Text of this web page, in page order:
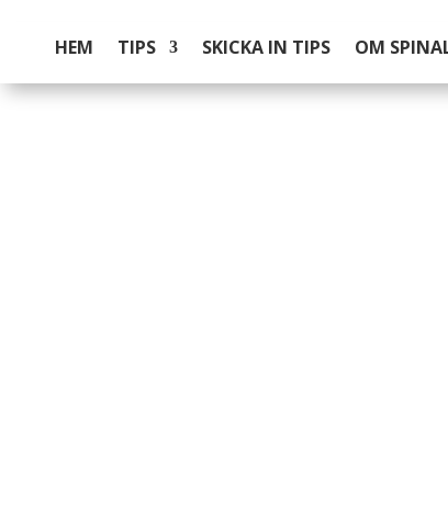
HEM TIPS SKICKA IN TIPS OM